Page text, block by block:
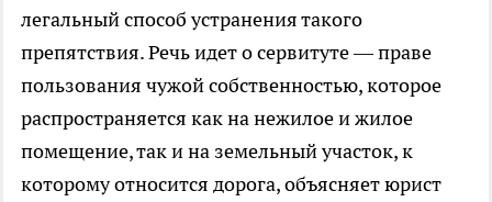
легальный способ устранения такого
препятствия. Речь идет о сервитуте — праве
пользования чужой собственностью, которое
распространяется как на нежилое и жилое
помещение, так и на земельный участок, к
которому относится дорога, объясняет юрист